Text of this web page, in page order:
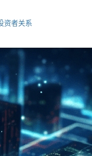
资者关系